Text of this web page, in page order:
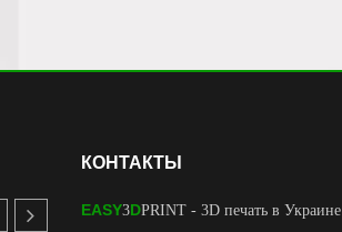
КОНТАКТЫ
EASY3DPRINT- 3D печать в Украине